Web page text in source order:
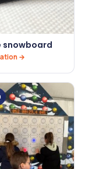
snowboard
→